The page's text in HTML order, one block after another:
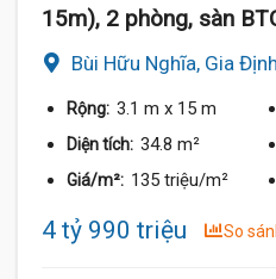
15m), 2 phòng, sàn
Bùi Hữu Nghĩa, Gia
Rộng: 3.1 m x 15 m
Diện tích: 34.8 m²
Giá/m²: 135 triệu/m²
4 tỷ 990 triệu So